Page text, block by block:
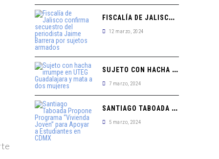
F
ISCALÍA DE JALISCO CONFIRMA SECUESTRO DEL PERIODISTA JAIME BARRERA POR SUJETOS ARMADOS
12 marzo, 2024
S
UJETO CON HACHA IRRUMPE EN UTEG GUADALAJARA Y MATA A DOS MUJERES
7 marzo, 2024
S
ANTIAGO TABOADA PROPONE PROGRAMA “VIVIENDA JOVEN” PARA APOYAR A ESTUDIANTES EN CDMX
5 marzo, 2024